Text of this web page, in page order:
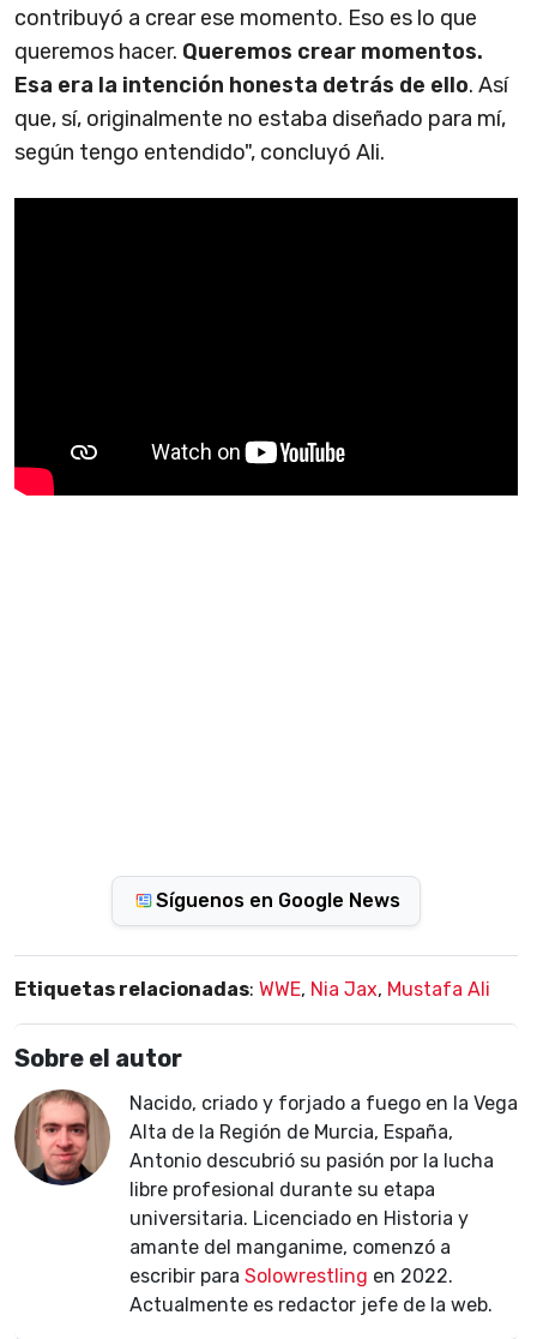
contribuyó a crear ese momento. Eso es lo que
queremos hacer. Queremos crear momentos.
Esa era la intención honesta detrás de ello. Así
que, sí, originalmente no estaba diseñado para mí,
según tengo entendido", concluyó Ali.
Síguenos en Google News
Etiquetas relacionadas: WWE, Nia Jax, Mustafa Ali
Sobre el autor
Nacido, criado y forjado a fuego en la Vega
Alta de la Región de Murcia, España,
Antonio descubrió su pasión por la lucha
libre profesional durante su etapa
universitaria. Licenciado en Historia y
amante del manganime, comenzó a
escribir para Solowrestling en 2022.
Actualmente es redactor jefe de la web.